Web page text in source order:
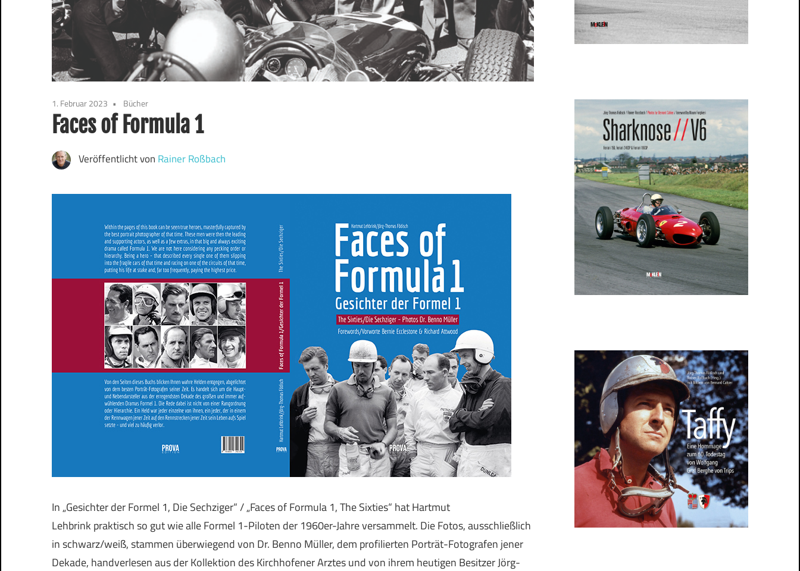
1. Februar 2023 Bücher
Faces of Formula 1
Veröffentlicht von Rainer Roßbach
In „Gesichter der Formel 1, Die Sechziger“ / „Faces of Formula 1, The Sixties“ hat Hartmut
Lehbrink praktisch so gut wie alle Formel 1-Piloten der 1960er-Jahre versammelt. Die Fotos, ausschließlich
in schwarz/weiß, stammen überwiegend von Dr. Benno Müller, dem profilierten Porträt-Fotografen jener
Dekade, handverlesen aus der Kollektion des Kirchhofener Arztes und von ihrem heutigen Besitzer Jörg-